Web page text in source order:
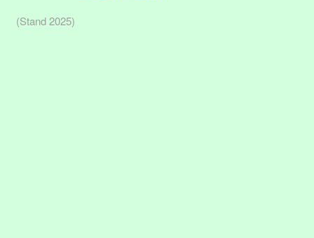
(Stand 2025)